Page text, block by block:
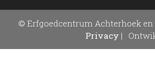
© Erfgoedcentrum Achterhoek en
Privacy |